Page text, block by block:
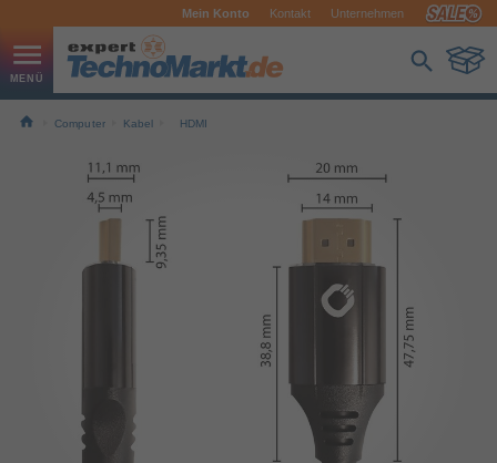
Mein Konto Kontakt Unternehmen
Computer Kabel HDMI